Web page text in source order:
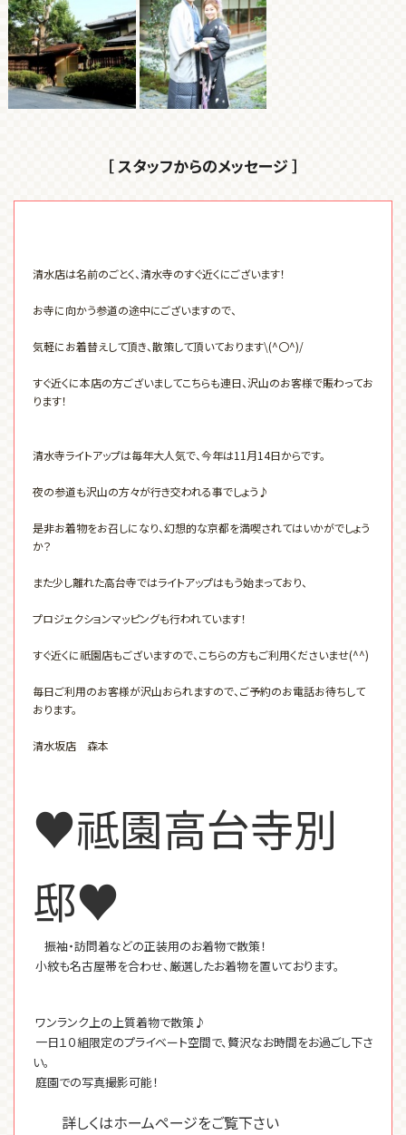
［ スタッフからのメッセージ ］
清水店は名前のごとく、清水寺のすぐ近くにございます！
お寺に向かう参道の途中にございますので、
気軽にお着替えして頂き、散策して頂いております\(^〇^)/
すぐ近くに本店の方ございましてこちらも連日、沢山のお客様で賑わってお
ります！
清水寺ライトアップは毎年大人気で、今年は11月14日からです。
夜の参道も沢山の方々が行き交われる事でしょう♪
是非お着物をお召しになり、幻想的な京都を満喫されてはいかがでしょう
か？
また少し離れた高台寺ではライトアップはもう始まっており、
プロジェクションマッピングも行われています！
すぐ近くに祇園店もございますので、こちらの方もご利用くださいませ(^^)
毎日ご利用のお客様が沢山おられますので、ご予約のお電話お待ちして
おります。
清水坂店 森本
♥祗園高台寺別
邸♥
振袖・訪問着などの正装用のお着物で散策！
小紋も名古屋帯を合わせ、厳選したお着物を置いております。
ワンランク上の上質着物で散策♪
一日１０組限定のプライベート空間で、贅沢なお時間をお過ごし下さ
い。
庭園での写真撮影可能！
詳しくはホームページをご覧下さい